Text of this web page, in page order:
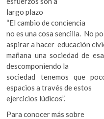
largo plazo
“El cambio de conciencia
no es una cosa sencilla. No
aspirar a hacer educación
mañana una sociedad de
descomponiendo la
sociedad tenemos que
espacios a través de estos
ejercicios lúdicos”.
Para conocer más sobre